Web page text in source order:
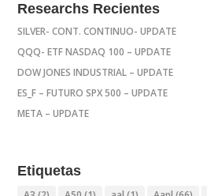
Researchs Recientes
SILVER- CONT. CONTINUO- UPDATE
QQQ- ETF NASDAQ 100 – UPDATE
DOW JONES INDUSTRIAL – UPDATE
ES_F – FUTURO SPX 500 – UPDATE
META – UPDATE
Etiquetas